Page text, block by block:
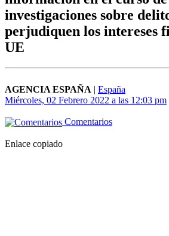
investigaciones sobre
perjudiquen los intereses
UE
AGENCIA ESPAÑA | España
Miércoles, 02 Febrero 2022 a las 12:03 pm
Comentarios
Enlace copiado